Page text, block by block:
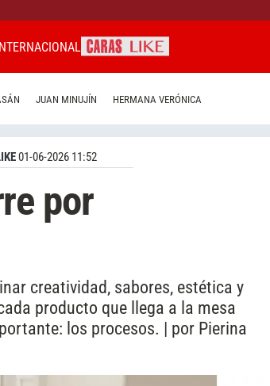
JUAN MINUJÍN HERMANA VERÓNICA
01-06-2026 11:52
por
creatividad, sabores, estética y
producto que llega a la mesa
los procesos. | por Pierina